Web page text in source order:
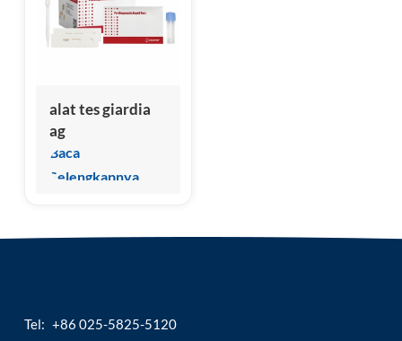
alat tes giardia
ag
Baca
Selengkapnya
Tel: +86 025-5825-5120